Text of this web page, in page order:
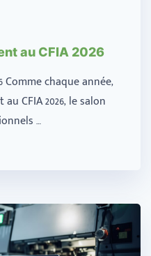
au CFIA 2026
Comme chaque année,
CFIA 2026, le salon
…